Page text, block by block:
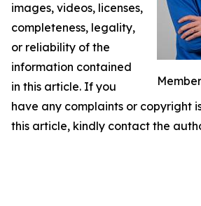
images, videos, licenses,
completeness, legality,
or reliability of the
information contained
in this article. If you
have any complaints or copyright
this article, kindly contact the